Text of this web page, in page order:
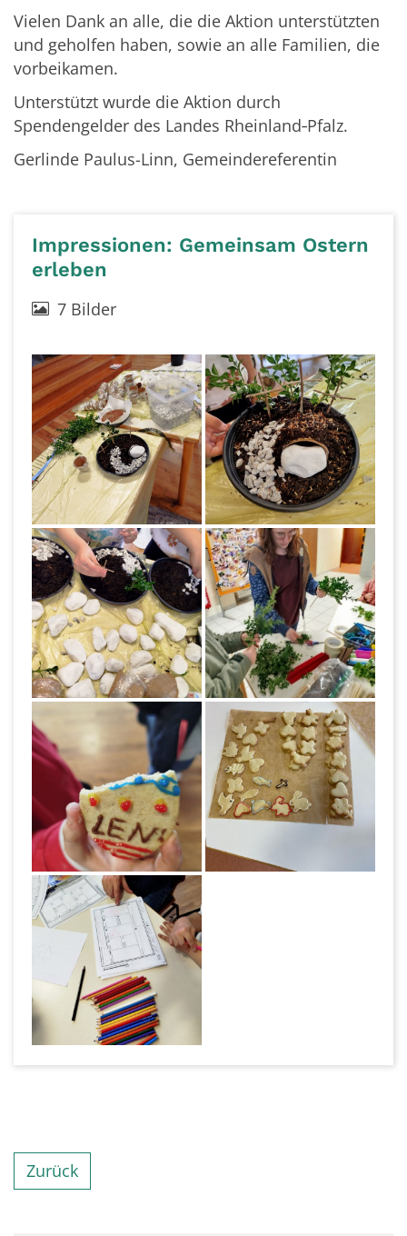
Vielen Dank an alle, die die Aktion unterstützten
und geholfen haben, sowie an alle Familien, die
vorbeikamen.
Unterstützt wurde die Aktion durch
Spendengelder des Landes Rheinland‑Pfalz.
Gerlinde Paulus-Linn, Gemeindereferentin
Impressionen: Gemeinsam Ostern
erleben
7 Bilder
Zurück